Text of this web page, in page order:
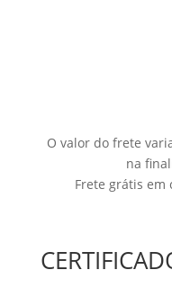
O valor do frete
na
Frete grátis em